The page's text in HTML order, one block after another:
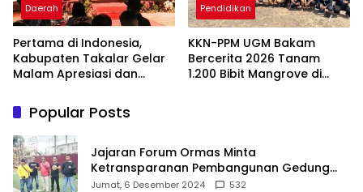
Daerah
Pertama di Indonesia,
Kabupaten Takalar Gelar
Malam Apresiasi dan
Panggung Penghargaan
bagi Pelayan Publik
Berprestasi
Pendidikan
KKN-PPM UGM Bakam
Bercerita 2026 Tanam
1.200 Bibit Mangrove di
Popular Posts
Jajaran Forum Ormas Minta
Ketransparanan Pembangunan Gedung
Damkar Di Kecamatan Cisoka
Jumat, 6 Desember 2024 532